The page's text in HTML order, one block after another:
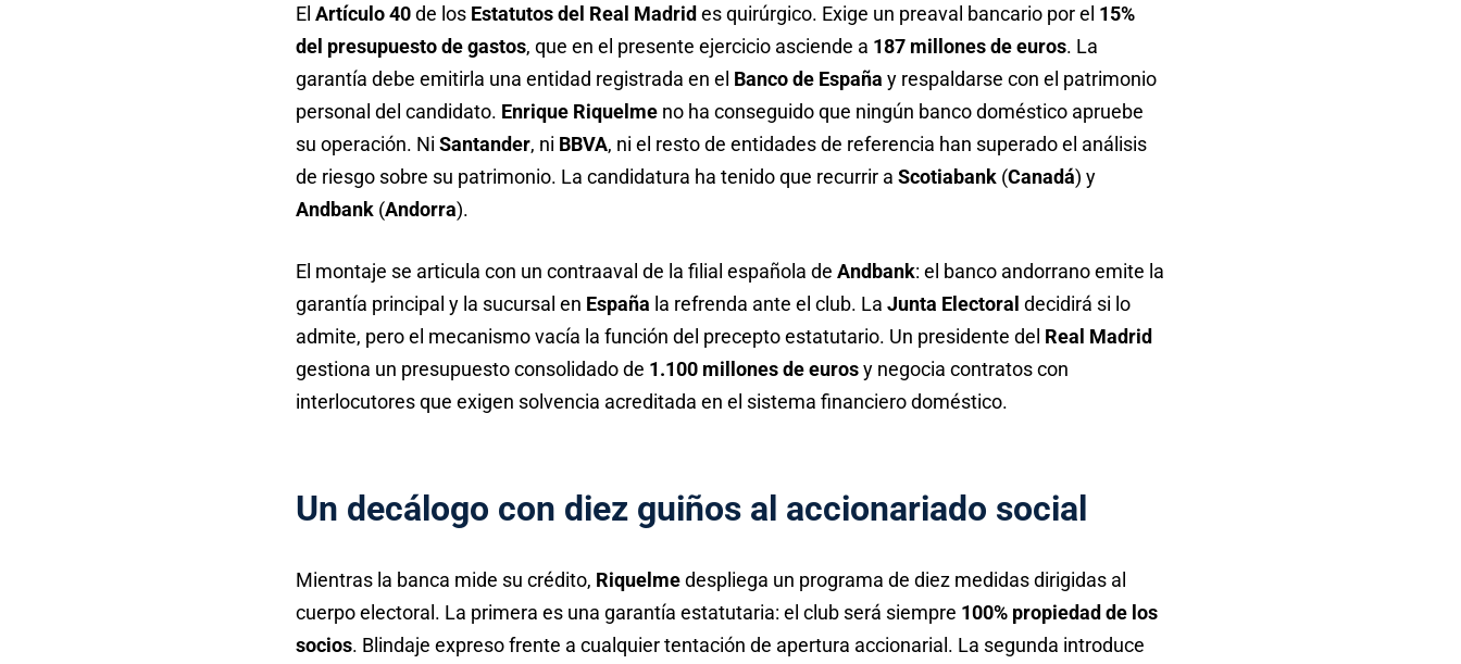
El Artículo 40de los Estatutos del Real Madrides quirúrgico. Exige un preaval bancario por el 15%
del presupuesto de gastos, que en el presente ejercicio asciende a 187 millones de euros. La
garantía debe emitirla una entidad registrada en el Banco de España y respaldarse con el patrimonio
personal del candidato. Enrique Riquelme no ha conseguido que ningún banco doméstico apruebe
su operación. Ni Santander, ni BBVA, ni el resto de entidades de referencia han superado el análisis
de riesgo sobre su patrimonio. La candidatura ha tenido que recurrir a Scotiabank (Canadá) y
Andbank (Andorra).
El montaje se articula con un contraaval de la filial española de Andbank: el banco andorrano emite la
garantía principal y la sucursal en España la refrenda ante el club. La Junta Electoral decidirá si lo
admite, pero el mecanismo vacía la función del precepto estatutario. Un presidente del Real Madrid
gestiona un presupuesto consolidado de 1.100 millones de eurosy negocia contratos con
interlocutores que exigen solvencia acreditada en el sistema financiero doméstico.
Un decálogo con diez guiños al accionariado social
Mientras la banca mide su crédito, Riquelmedespliega un programa de diez medidas dirigidas al
cuerpo electoral. La primera es una garantía estatutaria: el club será siempre 100% propiedad de los
socios. Blindaje expreso frente a cualquier tentación de apertura accionarial. La segunda introduce